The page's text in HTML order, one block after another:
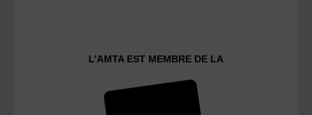
L’AMTA EST MEMBRE DE LA